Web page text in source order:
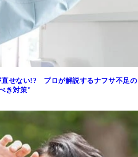
直せない!? プロが解説するナフサ不足の
き対策"